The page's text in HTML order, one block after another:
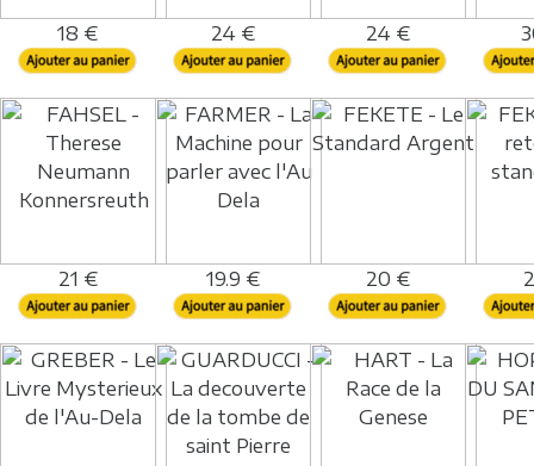
18 € 24 € 24 €
21 € 19.9 € 20 €